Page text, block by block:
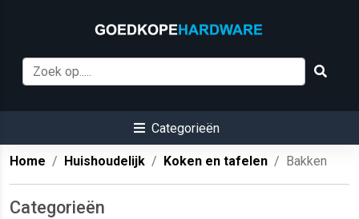
Categorieën
Home Huishoudelijk Koken en tafelen Bakken
Categorieën